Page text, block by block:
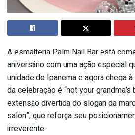
A esmalteria Palm Nail Bar está
aniversário com uma ação especial
unidade de Ipanema e agora chega
da celebração é “not your grandma’s
extensão divertida do slogan da
salon”, que reforça seu
irreverente.